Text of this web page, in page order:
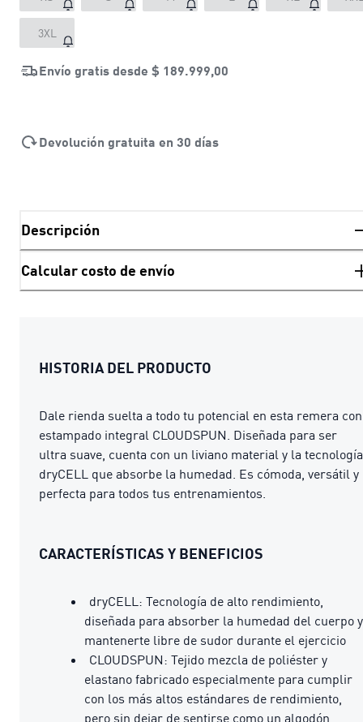
3XL
Envío gratis desde $ 189.999,00
Devolución gratuita en 30 días
Descripción
Calcular costo de envío
HISTORIA DEL PRODUCTO
Dale rienda suelta a todo tu potencial en esta remera con
estampado integral CLOUDSPUN. Diseñada para ser
ultra suave, cuenta con un liviano material y la tecnología
dryCELL que absorbe la humedad. Es cómoda, versátil y
perfecta para todos tus entrenamientos.
CARACTERÍSTICAS Y BENEFICIOS
dryCELL: Tecnología de alto rendimiento,
diseñada para absorber la humedad del cuerpo y
mantenerte libre de sudor durante el ejercicio
CLOUDSPUN: Tejido mezcla de poliéster y
elastano fabricado especialmente para cumplir
con los más altos estándares de rendimiento,
pero sin dejar de sentirse como un algodón